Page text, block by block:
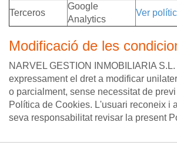
Terceros
Google
Analytics
Ver
Modificació de les
NARVEL GESTION INMOBILIARIA
expressament el dret a modificar
o parcialment, sense necessitat de
Política de Cookies. L'usuari reconeix i
seva responsabilitat revisar la present